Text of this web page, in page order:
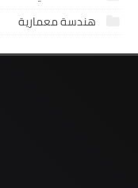
هندسة معمارية